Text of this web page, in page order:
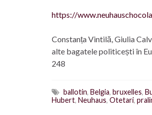
https://
Constanța Vintilă, Giulia
alte bagatele politicești în
248
ballotin, Belgia, bruxelles,
Hubert, Neuhaus, Otetari,